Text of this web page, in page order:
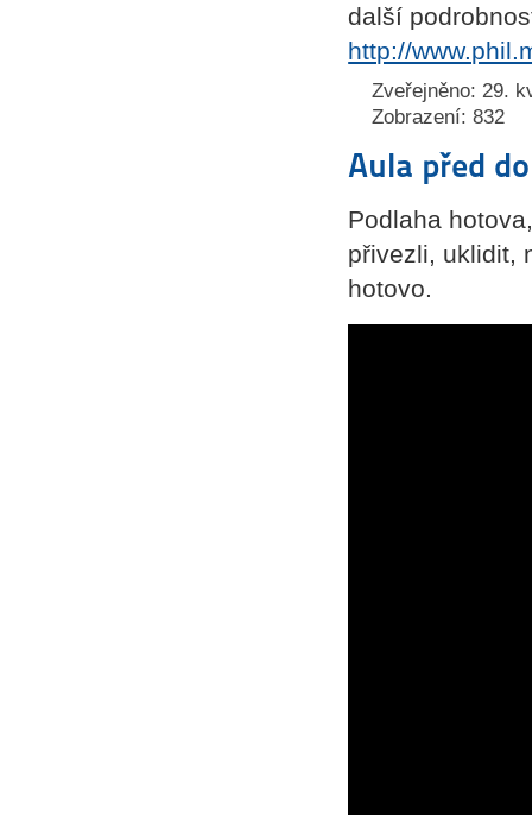
další
http://
Zveřejněno: 29.
Zobrazení: 832
Aula před
Podlaha
přivezli, uklidit,
hotovo.